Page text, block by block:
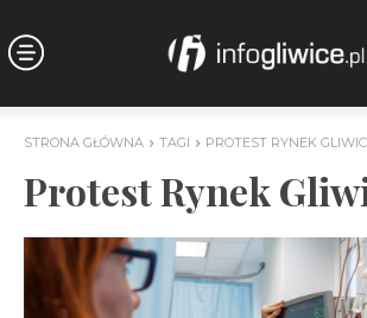
STRONA GŁÓWNA TAGI PROTEST RYNEK
Protest Rynek